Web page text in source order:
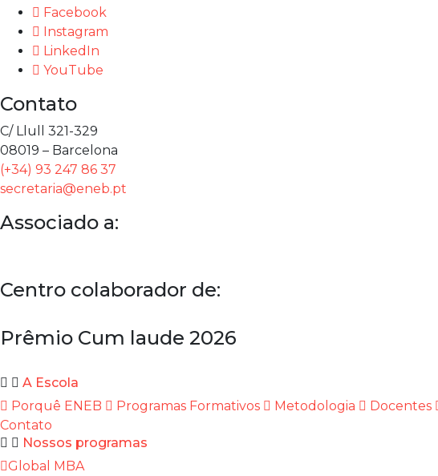
Facebook
Instagram
LinkedIn
YouTube
Contato
C/ Llull 321-329
08019 – Barcelona
(+34) 93 247 86 37
secretaria@eneb.pt
Associado a:
Centro colaborador de:
Prêmio Cum laude 2026
A Escola
Porquê ENEB
Programas Formativos Metodologia Docentes
Contato
Nossos programas
Global MBA